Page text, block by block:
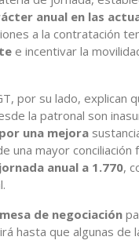
anual en las
a la contratación
e incentivar la
por su lado, explican
la patronal son
una mejora
una mayor conciliación
jornada anual a 1.770,
de negociación
hasta que algunas de